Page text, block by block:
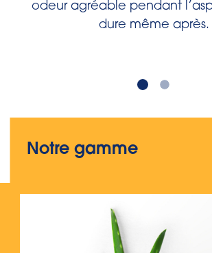
odeur agréable pendant
dure même après.
Notre gamme